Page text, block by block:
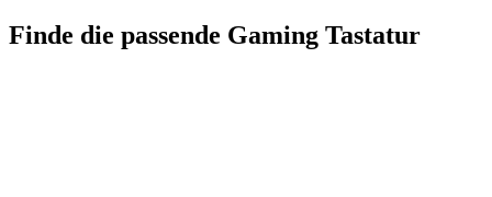
Finde die passende Gaming Tastatur